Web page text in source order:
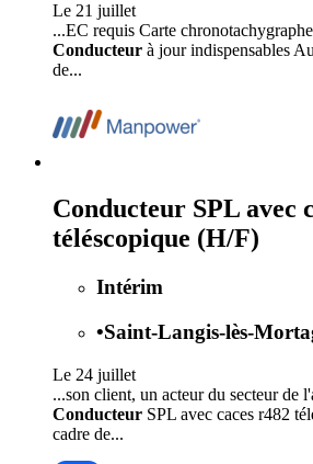
Le 21 juillet
...EC requis Carte
Conducteur à jour indispensables
de...
Conducteur SPL avec
téléscopique (H/F)
Intérim
•Saint-Langis-lès-
Le 24 juillet
...son client, un acteur du secteur de
Conducteur SPL avec caces r482
cadre de...